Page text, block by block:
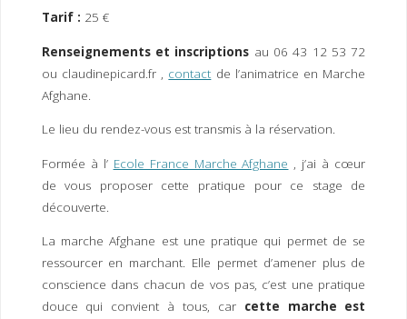
Tarif : 25 €
Renseignements et inscriptions au 06 43 12 53 72
ou claudinepicard.fr , contact de l’animatrice en Marche
Afghane.
Le lieu du rendez-vous est transmis à la réservation.
Formée à l’ Ecole France Marche Afghane , j’ai à cœur
de vous proposer cette pratique pour ce stage de
découverte.
La marche Afghane est une pratique qui permet de se
ressourcer en marchant. Elle permet d’amener plus de
conscience dans chacun de vos pas, c’est une pratique
douce qui convient à tous, carcette marche est